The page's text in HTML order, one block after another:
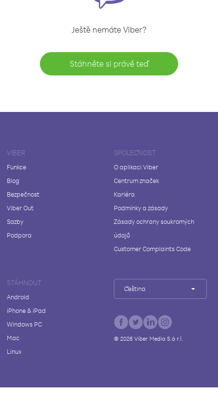
Ještě nemáte Viber?
Stáhněte si právě teď
VIBER
Funkce
Blog
Bezpečnost
Viber Out
Sazby
Podpora
SPOLEČNOST
O aplikaci Viber
Centrum značek
Kariéra
Podmínky a zásady
Zásady ochrany soukromých
údajů
Customer Complaints Code
STÁHNOUT
Android
iPhone & iPad
Windows PC
Mac
Linux
Čeština
© 2026Viber Media S.à r.l.